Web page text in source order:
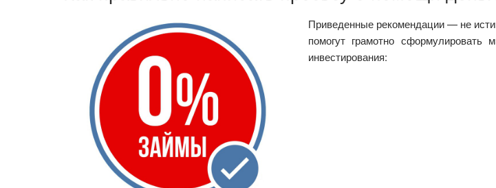
Приведенные рекомендации — не
помогут грамотно сформулировать
инвестирования: